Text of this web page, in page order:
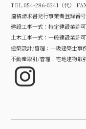
※上記特典は後日お届けに
す。
Leave a comment
TEL.054-286-0341（代）
適格請求書発行事業者登録番
建設工事一式：特定建設業
土木工事一式：一般建設業
建築設計/管理：一級建築士
不動産取引/管理：宅地建物